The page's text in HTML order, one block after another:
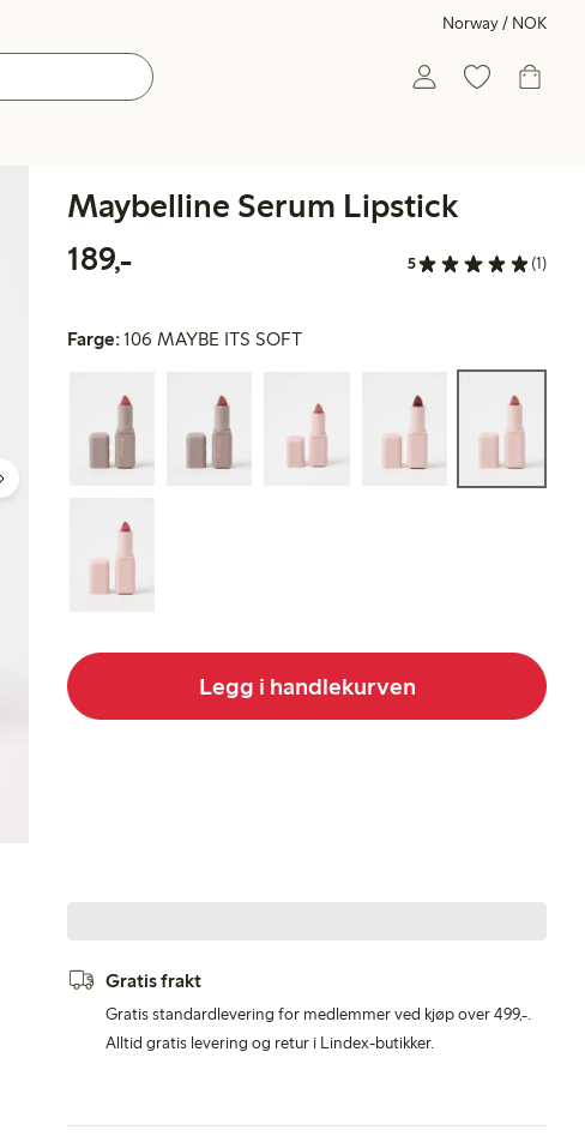
Norway / NOK
Maybelline Serum Lipstick
189,-
5 (1)
Farge:106 MAYBE ITS SOFT
Legg i handlekurven
Gratis frakt
Gratis standardlevering for medlemmer ved kjøp over 499,-.
Alltid gratis levering og retur i Lindex-butikker.